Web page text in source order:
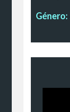
Género: